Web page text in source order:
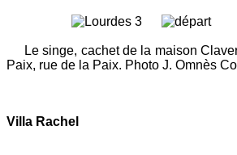
Le singe, cachet de la maison
Paix, rue de la Paix. Photo J. Omnès
Villa Rachel